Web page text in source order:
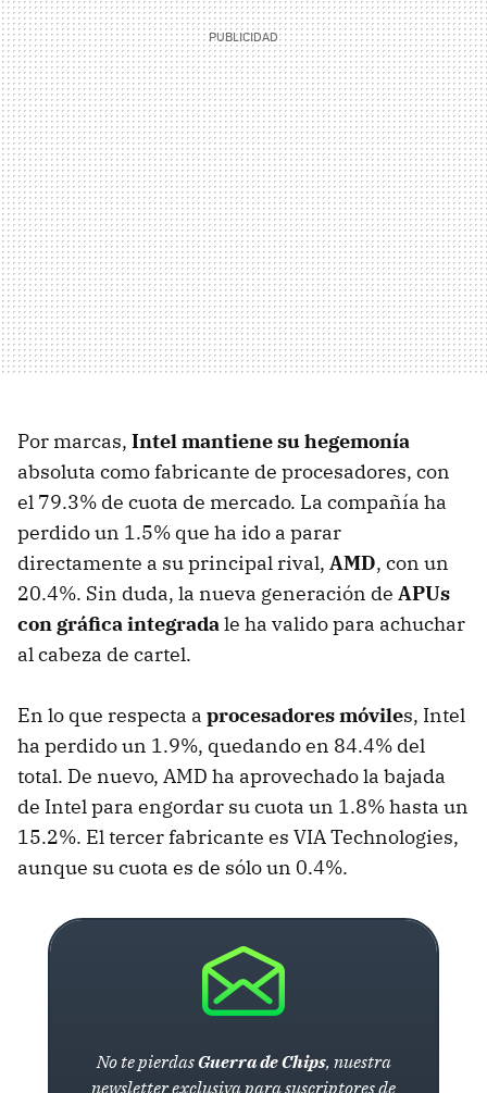
Por marcas, Intel mantiene su hegemonía
absoluta como fabricante de procesadores, con
el 79.3% de cuota de mercado. La compañía ha
perdido un 1.5% que ha ido a parar
directamente a su principal rival, AMD, con un
20.4%. Sin duda, la nueva generación de APUs
con gráfica integradale ha valido para achuchar
al cabeza de cartel.
En lo que respecta a procesadores móviles, Intel
ha perdido un 1.9%, quedando en 84.4% del
total. De nuevo, AMD ha aprovechado la bajada
de Intel para engordar su cuota un 1.8% hasta un
15.2%. El tercer fabricante es VIATechnologies,
aunque su cuota es de sólo un 0.4%.
No te pierdasGuerra de Chips, nuestra
newsletter exclusiva para suscriptores de